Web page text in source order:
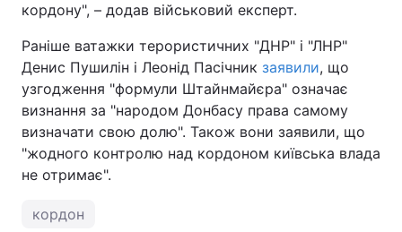
кордону", – додав військовий експерт.
Раніше ватажки терористичних "ДНР" і "ЛНР"
Денис Пушилін і Леонід Пасічник заявили, що
узгодження "формули Штайнмайєра" означає
визнання за "народом Донбасу права самому
визначати свою долю". Також вони заявили, що
"жодного контролю над кордоном київська влада
не отримає".
кордон